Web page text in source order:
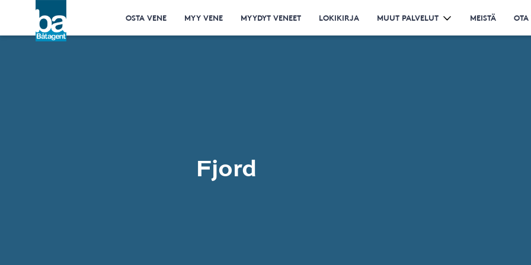
OSTA VENE MYY VENE MYYDYT VENEET LOKIKIRJA MUUT PALVELUT MEISTÄ OTA
Fjord